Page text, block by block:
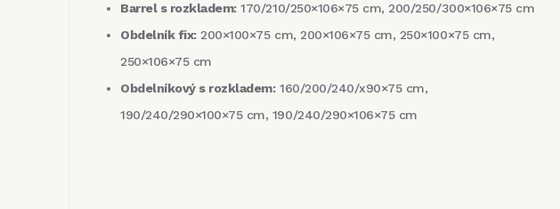
Barrel s rozkladem:170/210/250×106×75 cm, 200/250/300×1­06×75 cm
Obdelník fix:200×100×75 cm, 200×106×75 cm, 250×100×75 cm,
250×106×75 cm
Obdelníkový s rozkladem:160/200/240/x90×75 cm,
190/240/290×100×75 cm, 190/240/290×1­06×75 cm